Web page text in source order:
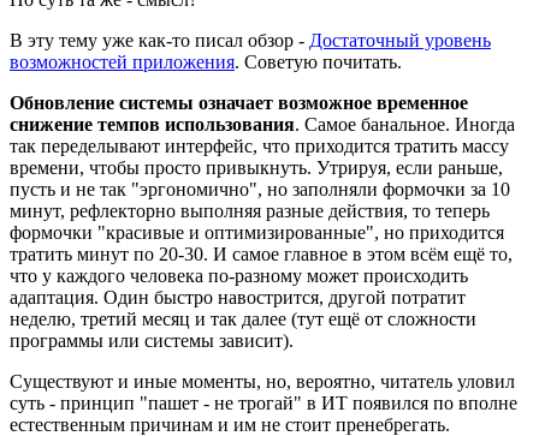
В эту тему уже как-то писал обзор - Достаточный уровень
возможностей приложения. Советую почитать.
Обновление системы означает возможное временное
снижение темпов использования. Самое банальное. Иногда
так переделывают интерфейс, что приходится тратить массу
времени, чтобы просто привыкнуть. Утрируя, если раньше,
пусть и не так "эргономично", но заполняли формочки за 10
минут, рефлекторно выполняя разные действия, то теперь
формочки "красивые и оптимизированные", но приходится
тратить минут по 20-30. И самое главное в этом всём ещё то,
что у каждого человека по-разному может происходить
адаптация. Один быстро навострится, другой потратит
неделю, третий месяц и так далее (тут ещё от сложности
программы или системы зависит).
Существуют и иные моменты, но, вероятно, читатель уловил
суть - принцип "пашет - не трогай" в ИТ появился по вполне
естественным причинам и им не стоит пренебрегать.